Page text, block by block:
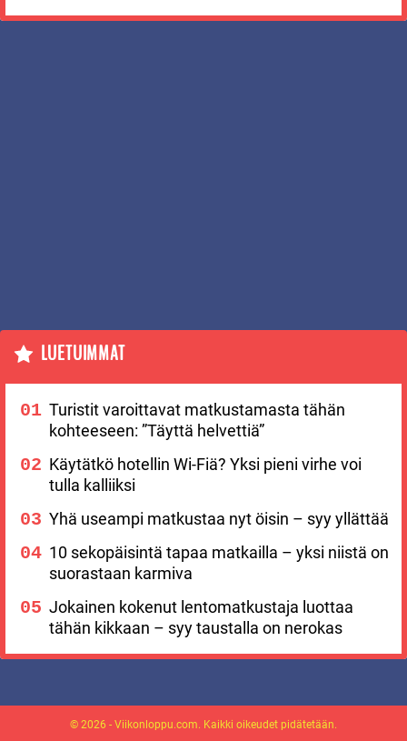
LUETUIMMAT
Turistit varoittavat matkustamasta tähän
kohteeseen: ”Täyttä helvettiä”
Käytätkö hotellin Wi-Fiä? Yksi pieni virhe voi
tulla kalliiksi
Yhä useampi matkustaa nyt öisin – syy yllättää
10 sekopäisintä tapaa matkailla – yksi niistä on
suorastaan karmiva
Jokainen kokenut lentomatkustaja luottaa
tähän kikkaan – syy taustalla on nerokas
© 2026 - Viikonloppu.com. Kaikki oikeudet pidätetään.